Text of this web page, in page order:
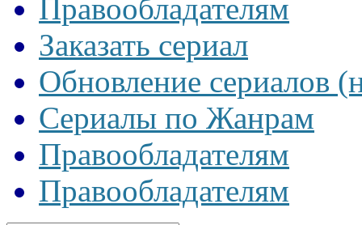
Правообладателям
Заказать сериал
Обновление сериалов
Сериалы по Жанрам
Правообладателям
Правообладателям